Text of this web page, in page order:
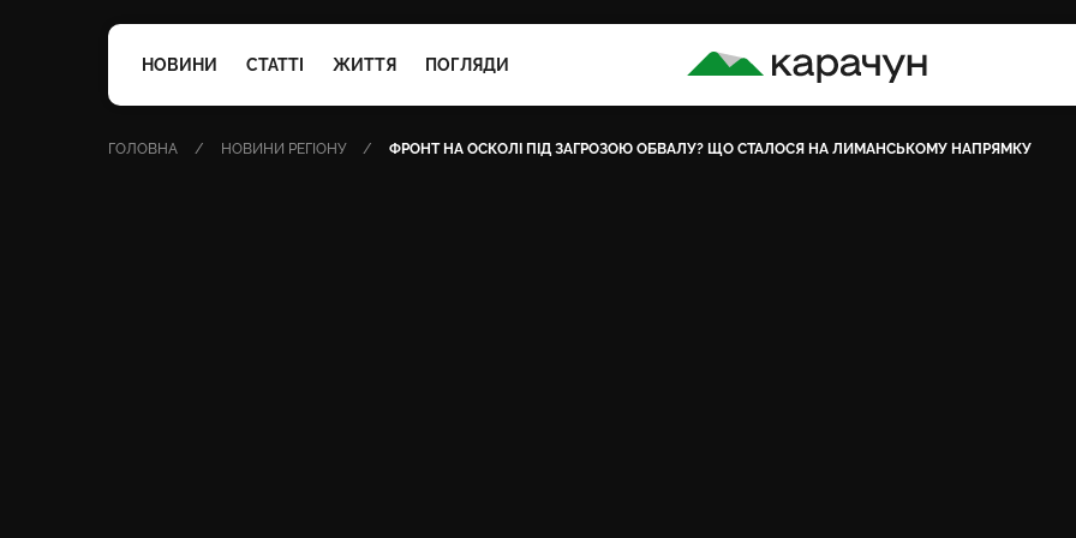
НОВИНИ СТАТТІ ЖИТТЯ ПОГЛЯДИ
КАРАЧУН
ГОЛОВНА НОВИНИ РЕГІОНУ ФРОНТ НА ОСКОЛІ ПІД ЗАГРОЗОЮ ОБВАЛУ? ЩО СТАЛОСЯ НА ЛИМАНСЬКОМУ НАПРЯМКУ